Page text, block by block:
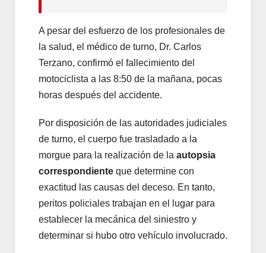
A pesar del esfuerzo de los profesionales de
la salud, el médico de turno, Dr. Carlos
Terzano, confirmó el fallecimiento del
motociclista a las 8:50 de la mañana, pocas
horas después del accidente.
Por disposición de las autoridades judiciales
de turno, el cuerpo fue trasladado a la
morgue para la realización de la autopsia
correspondiente que determine con
exactitud las causas del deceso. En tanto,
peritos policiales trabajan en el lugar para
establecer la mecánica del siniestro y
determinar si hubo otro vehículo involucrado.